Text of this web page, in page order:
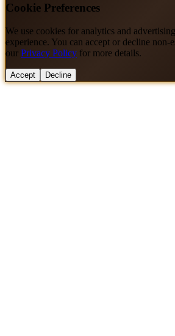
Cookie Preferences
We use cookies for analytics and
experience. You can accept or decline non-
our Privacy Policy for more details.
Accept Decline